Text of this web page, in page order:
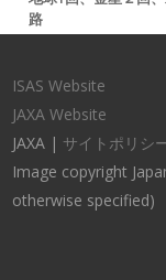
路
ISAS Website
JAXA Website
JAXA | サイトポリシ
Image copyright
otherwise specified)